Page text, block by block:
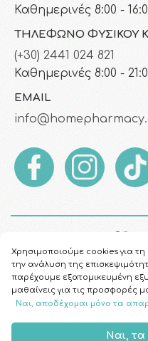
Καθημερινές 8:00 -
ΤΗΛΈΦΩΝΟ ΦΥΣΙΚΟΎ
(+30) 2441 024 821
Καθημερινές 8:00 -
EMAIL
Χρησιμοποιούμε cookies για τη
την ανάλυση της
παρέχουμε εξατομικευμένη
μαθαίνεις για τις προσφορές
Ναι, αποδέχομαι μόνο τα
Ναι,